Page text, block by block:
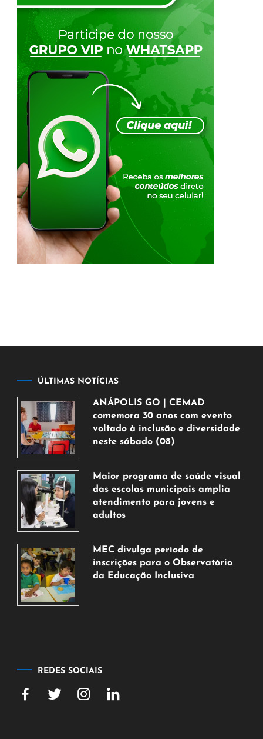
ÚLTIMAS NOTÍCIAS
ANÁPOLIS GO | CEMAD
comemora 30 anos com evento
voltado à inclusão e diversidade
neste sábado (08)
de
agosto
de
2026
Maior programa de saúde visual
das escolas municipais amplia
atendimento para jovens e
adultos
de
agosto
de
MEC divulga período de
inscrições para o Observatório
da Educação Inclusiva
REDES SOCIAIS